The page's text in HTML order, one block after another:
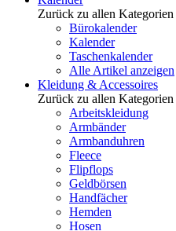
Zurück zu allen Kategorien
Bürokalender
Kalender
Taschenkalender
Alle Artikel anzeigen
Kleidung & Accessoires
Zurück zu allen Kategorien
Arbeitskleidung
Armbänder
Armbanduhren
Fleece
Flipflops
Geldbörsen
Handfächer
Hemden
Hosen